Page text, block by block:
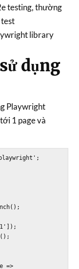
testing, thường
library
dụng
Playwright
1 page và